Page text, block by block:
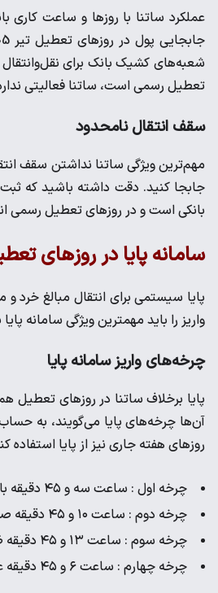
عملکرد ساتنا با روزها و ساعت کاری
تعطیل رسمی است، ساتنا فعالیتی
سقف انتقال نامحدود
مهم‌ترین ویژگی ساتنا نداشتن سقف
جابجا کنید. دقت داشته باشید که ثبت
بانکی است و در روزهای تعطیل رسمی
سامانه پایا در روز‌های
پایا سیستمی برای انتقال مبالغ
واریز را باید مهمترین ویژگی سامانه پایا
چرخه‌های واریز سامانه پایا
پایا برخلاف ساتنا در روزهای
روزهای هفته جاری نیز از پایا
چرخه اول : ساعت سه و ۴۵ دقیقه بامداد
چرخه دوم : ساعت ۱۰ و ۴۵ دقیقه صبح
چرخه سوم : ساعت ۱۳ و ۴۵ دقیقه ظهر
چرخه چهارم : ساعت ۶ و ۴۵ دقیقه عصر